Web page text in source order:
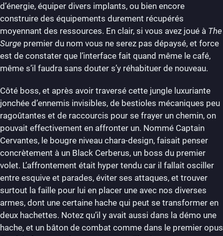
d’énergie, équiper divers implants, ou bien encore
construire des équipements durement récupérés
moyennant des ressources. En clair, si vous avez joué à The
Surge premier du nom vous ne serez pas dépaysé, et force
est de constater que l’interface fait quand même le café,
même s’il faudra sans douter s’y réhabituer de nouveau.
Côté boss, et après avoir traversé cette jungle luxuriante
jonchée d’ennemis invisibles, de bestioles mécaniques peu
ragoûtantes et de raccourcis pour se frayer un chemin, on
pouvait effectivement en affronter un. Nommé Captain
Cervantes, le bougre niveau chara-design, faisait penser
concrètement à un Black Cerberus, un boss du premier
volet. L’affrontement était hyper tendu car il fallait osciller
entre esquive et parades, éviter ses attaques, et trouver
surtout la faille pour lui en placer une avec nos diverses
armes, dont une certaine hache qui peut se transformer en
deux hachettes. Notez qu’il y avait aussi dans la démo une
hache, et un bâton de combat comme dans le premier opus